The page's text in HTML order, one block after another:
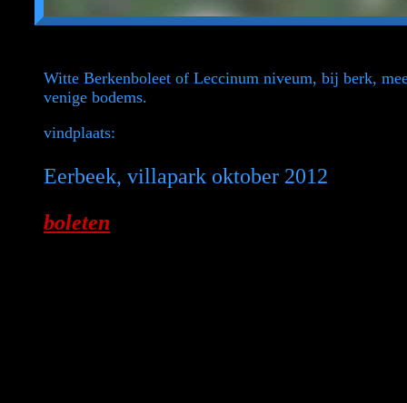
Witte Berkenboleet of Leccinum niveum, bij berk,
venige bodems.
vindplaats:
Eerbeek, villapark oktober 2012
boleten